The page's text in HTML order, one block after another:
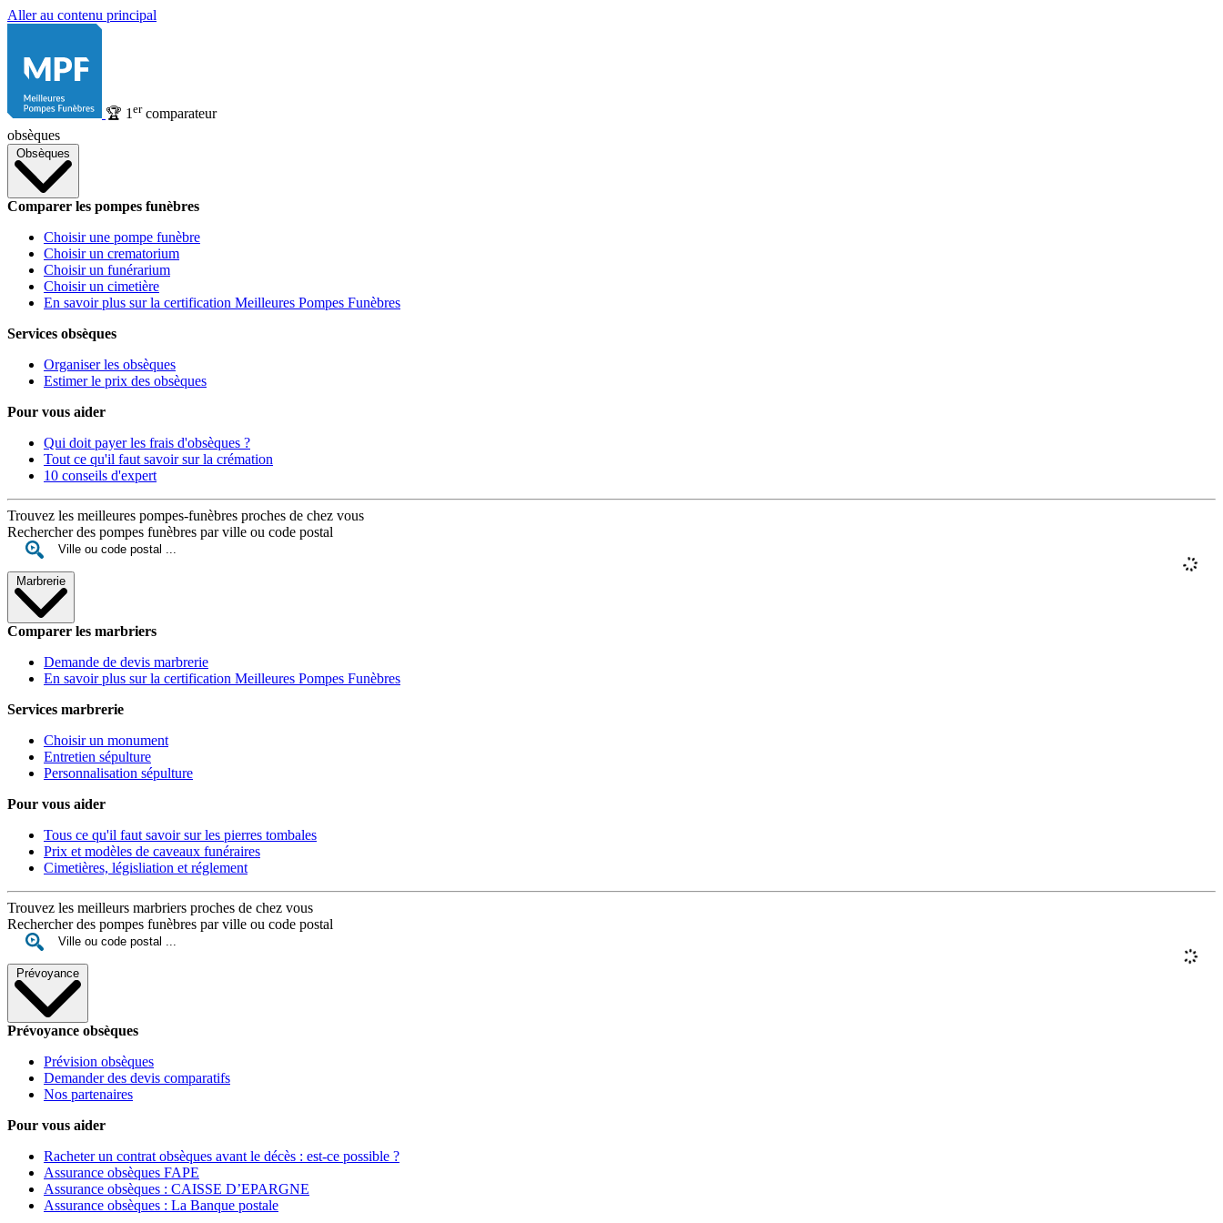
Aller au contenu principal
🏆 1 ercomparateur
obsèques
Obsèques
Comparer les pompes funèbres
Choisir une pompe funèbre
Choisir un crematorium
Choisir un funérarium
Choisir un cimetière
En savoir plus sur la certification Meilleures Pompes Funèbres
Services obsèques
Organiser les obsèques
Estimer le prix des obsèques
Pour vous aider
Qui doit payer les frais d'obsèques ?
Tout ce qu'il faut savoir sur la crémation
10 conseils d'expert
Trouvez les meilleures pompes-funèbres proches de chez vous
Rechercher des pompes funèbres par ville ou code postal
Marbrerie
Comparer les marbriers
Demande de devis marbrerie
En savoir plus sur la certification Meilleures Pompes Funèbres
Services marbrerie
Choisir un monument
Entretien sépulture
Personnalisation sépulture
Pour vous aider
Tous ce qu'il faut savoir sur les pierres tombales
Prix et modèles de caveaux funéraires
Cimetières, législiation et réglement
Trouvez les meilleurs marbriers proches de chez vous
Rechercher des pompes funèbres par ville ou code postal
Prévoyance
Prévoyance obsèques
Prévision obsèques
Demander des devis comparatifs
Nos partenaires
Pour vous aider
Racheter un contrat obsèques avant le décès : est-ce possible ?
Assurance obsèques FAPE
Assurance obsèques : CAISSE D’EPARGNE
Assurance obsèques : La Banque postale